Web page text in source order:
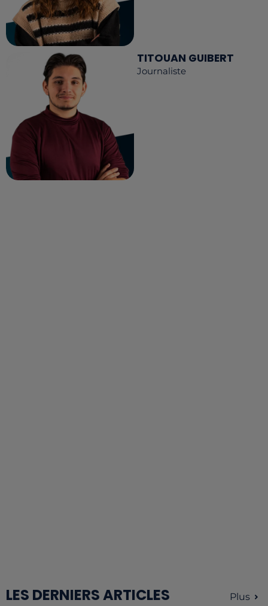
TITOUAN GUIBERT
Journaliste
LES DERNIERS ARTICLES Plus